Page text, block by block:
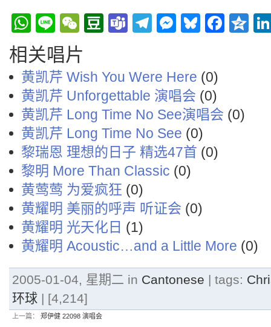
WhatsApp
LineWeChat
Douban
TeamsTelegramBluesky
相关唱片
黄凯芹 Wish You Were Here (0)
黄凯芹 Unforgettable 演唱会 (0)
黄凯芹 Long Time No See演唱会 (0)
黄凯芹 Long Time No See (0)
黎瑞恩 理想的日子 精选47首 (0)
黎明 More Than Classic (0)
黄莺莺 为爱疯狂 (0)
黄耀明 美丽的呼声 听证会 (0)
黄耀明 光天化日 (1)
黄耀明 Acoustic…and a Little More (0)
2005-01-04, 星期二 in Cantonese | tags:
环球 | [4,214]
上一篇： 郑伊健 22098 演唱会